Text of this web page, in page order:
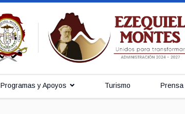
Programas y Apoyos Turismo Prensa